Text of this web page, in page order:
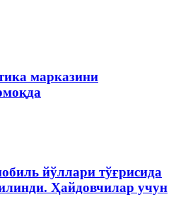
марказини
йўллари тўғрисида
Ҳайдовчилар учун